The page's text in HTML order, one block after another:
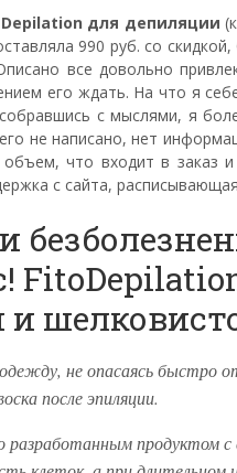
для депиляции
990 руб. со
все довольно
его ждать. На что я
с мыслями, я
не написано, нет
что входит в заказ
с сайта,
и
не опасаясь быстро
после эпиляции.
продуктом с